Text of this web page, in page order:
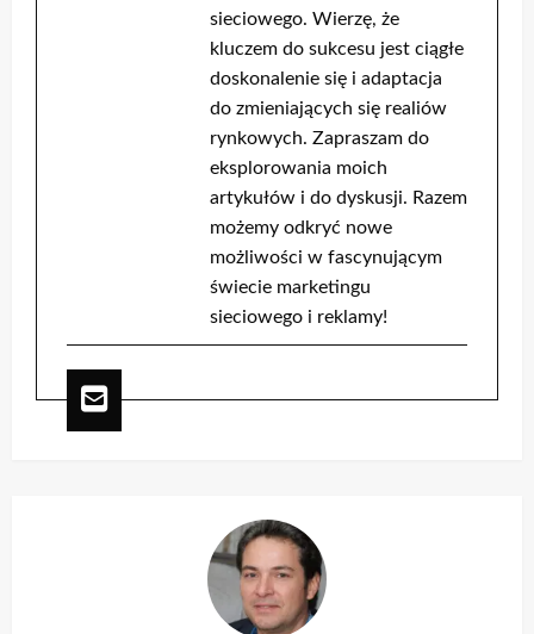
sieciowego. Wierzę, że
kluczem do sukcesu jest ciągłe
doskonalenie się i adaptacja
do zmieniających się realiów
rynkowych. Zapraszam do
eksplorowania moich
artykułów i do dyskusji. Razem
możemy odkryć nowe
możliwości w fascynującym
świecie marketingu
sieciowego i reklamy!